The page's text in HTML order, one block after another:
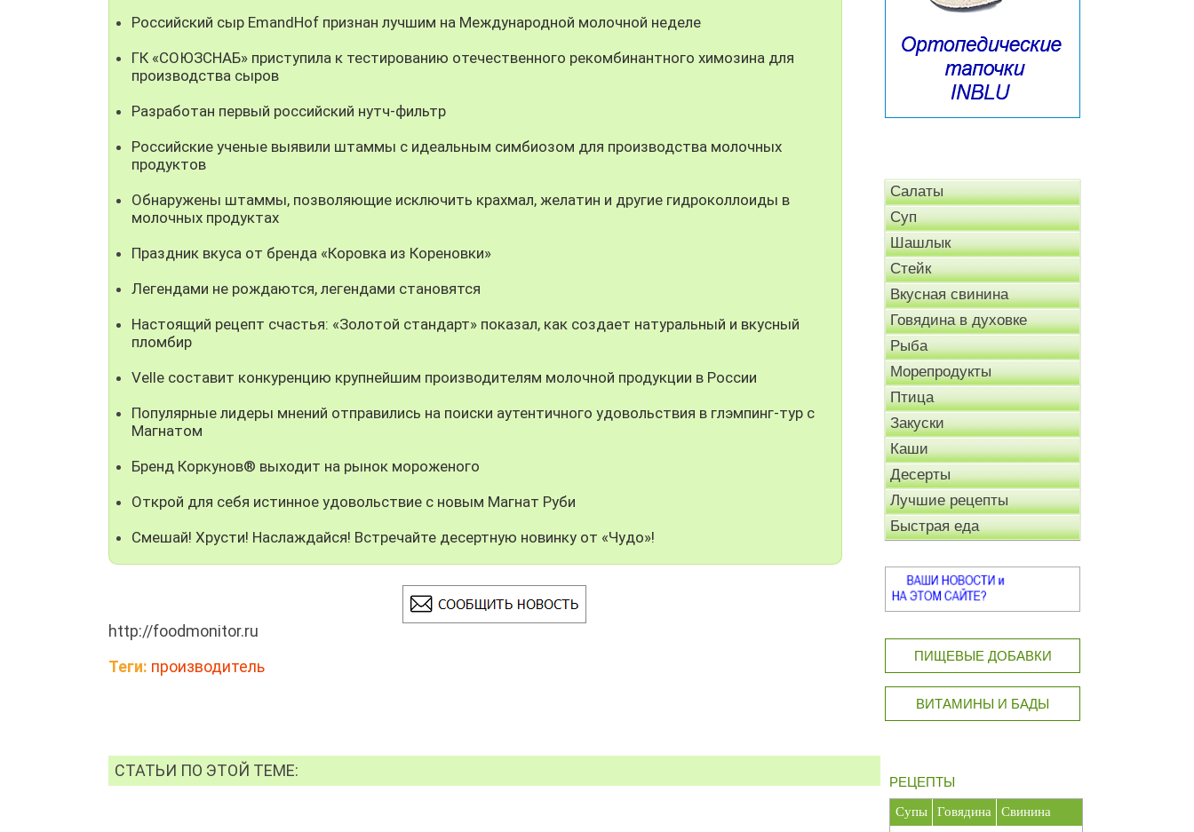
Российский сыр EmandHof признан лучшим на Международной молочной неделе
ГК «СОЮЗСНАБ» приступила к тестированию отечественного рекомбинантного химозина для
производства сыров
Разработан первый российский нутч-фильтр
Российские ученые выявили штаммы с идеальным симбиозом для производства молочных
продуктов
Обнаружены штаммы, позволяющие исключить крахмал, желатин и другие гидроколлоиды в
молочных продуктах
Праздник вкуса от бренда «Коровка из Кореновки»
Легендами не рождаются, легендами становятся
Настоящий рецепт счастья: «Золотой стандарт» показал, как создает натуральный и вкусный
пломбир
Velle составит конкуренцию крупнейшим производителям молочной продукции в России
Популярные лидеры мнений отправились на поиски аутентичного удовольствия в глэмпинг-тур с
Магнатом
Бренд Коркунов® выходит на рынок мороженого
Открой для себя истинное удовольствие с новым Магнат Руби
Смешай! Хрусти! Наслаждайся! Встречайте десертную новинку от «Чудо»!
http://foodmonitor.ru
Теги: производитель
СТАТЬИ ПО ЭТОЙ ТЕМЕ:
Салаты
Суп
Шашлык
Стейк
Вкусная свинина
Говядина в духовке
Рыба
Морепродукты
Птица
Закуски
Каши
Десерты
Лучшие рецепты
Быстрая еда
ПИЩЕВЫЕ ДОБАВКИ
ВИТАМИНЫ И БАДЫ
РЕЦЕПТЫ
Супы Говядина Свинина